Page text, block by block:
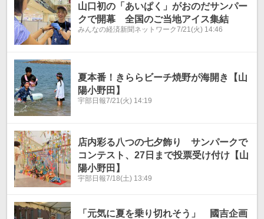
山口初の「あいぱく」がおのだサンパー
クで開幕 全国のご当地アイス集結
みんなの経済新聞ネットワーク7/21(火) 14:46
夏本番！きららビーチ焼野が海開き【山
陽小野田】
宇部日報7/21(火) 14:19
店内彩る八つの七夕飾り サンパークで
コンテスト、27日まで投票受け付け【山
陽小野田】
宇部日報7/18(土) 13:49
「元気に夏を乗り切れそう」 國吉企画